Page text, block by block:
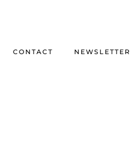
CONTACT NEWSLETTER